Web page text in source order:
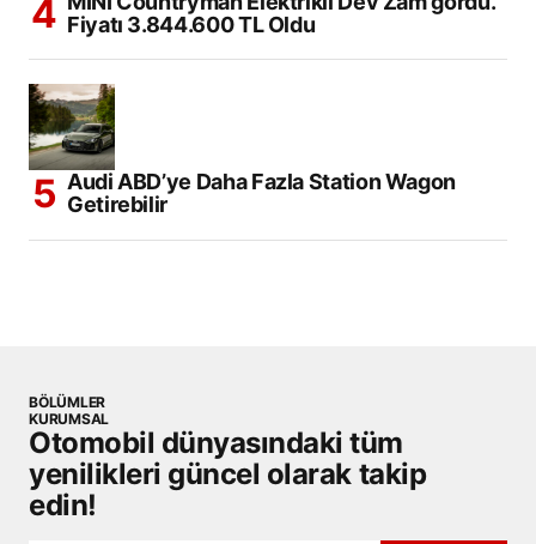
Fiyatı 3.844.600 TL Oldu
Audi ABD’ye Daha Fazla Station Wagon
Getirebilir
BÖLÜMLER
KURUMSAL
Otomobil dünyasındaki tüm
yenilikleri güncel olarak takip
edin!